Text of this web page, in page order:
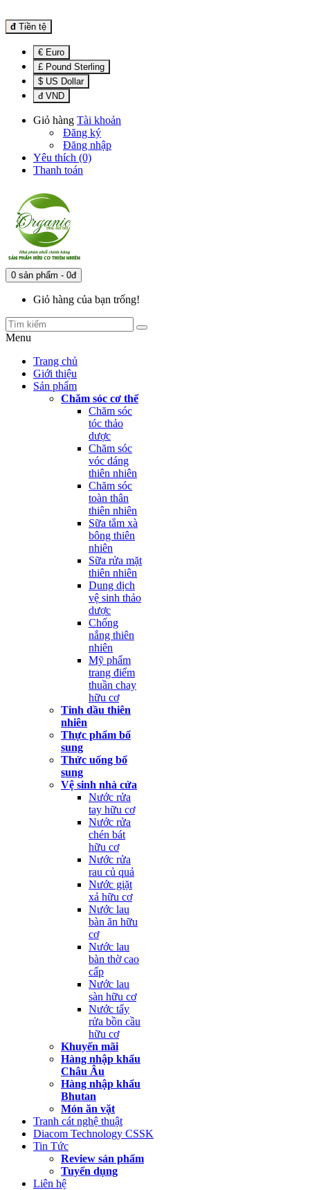
đ Tiền tệ
€ Euro
£ Pound Sterling
$ US Dollar
đ VND
Giỏ hàng Tài khoản
Đăng ký
Đăng nhập
Yêu thích (0)
Thanh toán
0 sản phẩm - 0đ
Giỏ hàng của bạn trống!
Menu
Trang chủ
Giới thiệu
Sản phẩm
Chăm sóc cơ thể
Chăm sóc
tóc thảo
dược
Chăm sóc
vóc dáng
thiên nhiên
Chăm sóc
toàn thân
thiên nhiên
Sữa tắm xà
bông thiên
nhiên
Sữa rửa mặt
thiên nhiên
Dung dịch
vệ sinh thảo
dược
Chống
nắng thiên
nhiên
Mỹ phẩm
trang điểm
thuần chay
hữu cơ
Tinh dầu thiên
nhiên
Thực phẩm bổ
sung
Thức uống bổ
sung
Vệ sinh nhà cửa
Nước rửa
tay hữu cơ
Nước rửa
chén bát
hữu cơ
Nước rửa
rau củ quả
Nước giặt
xả hữu cơ
Nước lau
bàn ăn hữu
cơ
Nước lau
bàn thờ cao
cấp
Nước lau
sàn hữu cơ
Nước tẩy
rửa bồn cầu
hữu cơ
Khuyến mãi
Hàng nhập khẩu
Châu Âu
Hàng nhập khẩu
Bhutan
Món ăn vặt
Tranh cát nghệ thuật
Diacom Technology CSSK
Tin Tức
Review sản phẩm
Tuyển dụng
Liên hệ